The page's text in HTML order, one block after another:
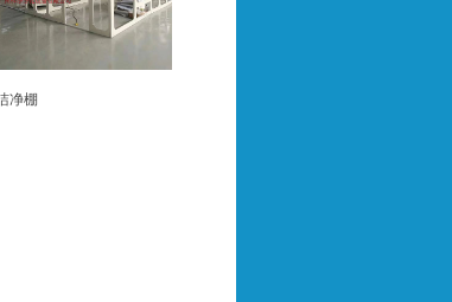
净棚